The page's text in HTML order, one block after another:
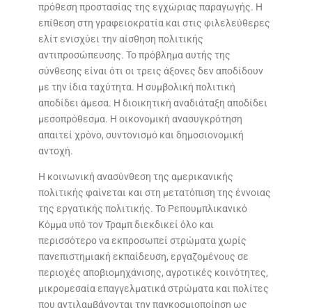
πρόθεση προστασίας της εγχώριας παραγωγής. Η
επίθεση στη γραφειοκρατία και στις φιλελεύθερες
ελίτ ενισχύει την αίσθηση πολιτικής
αντιπροσώπευσης. Το πρόβλημα αυτής της
σύνθεσης είναι ότι οι τρεις άξονες δεν αποδίδουν
με την ίδια ταχύτητα. Η συμβολική πολιτική
αποδίδει άμεσα. Η διοικητική αναδιάταξη αποδίδει
μεσοπρόθεσμα. Η οικονομική ανασυγκρότηση
απαιτεί χρόνο, συντονισμό και δημοσιονομική
αντοχή.
Η κοινωνική ανασύνθεση της αμερικανικής
πολιτικής φαίνεται και στη μετατόπιση της έννοιας
της εργατικής πολιτικής. Το Ρεπουμπλικανικό
Κόμμα υπό τον Τραμπ διεκδικεί όλο και
περισσότερο να εκπροσωπεί στρώματα χωρίς
πανεπιστημιακή εκπαίδευση, εργαζομένους σε
περιοχές αποβιομηχάνισης, αγροτικές κοινότητες,
μικρομεσαία επαγγελματικά στρώματα και πολίτες
που αντιλαμβάνονται την παγκοσμιοποίηση ως